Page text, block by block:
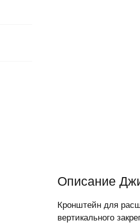
Описание
Кронштейн для
вертикального